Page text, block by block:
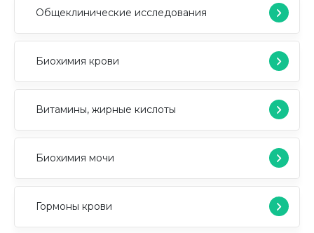
Общеклинические исследования
Биохимия крови
Витамины, жирные кислоты
Биохимия мочи
Гормоны крови